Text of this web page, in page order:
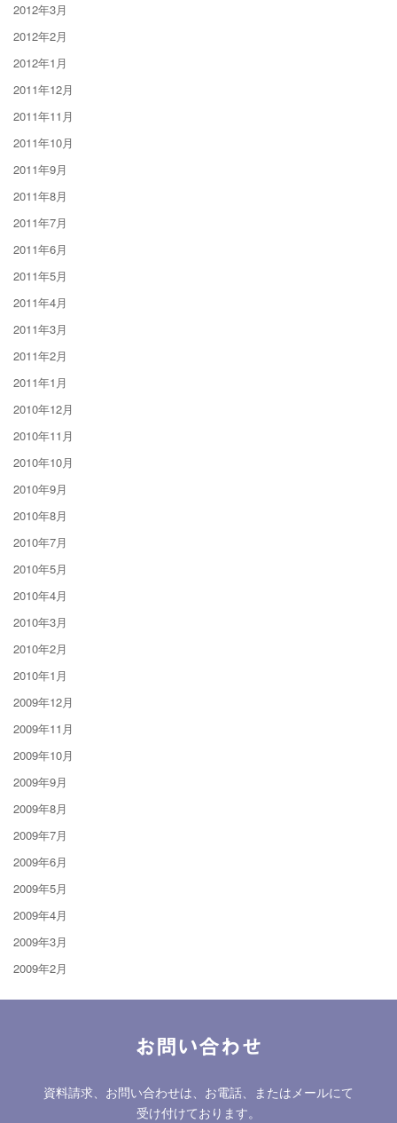
2012年3月
2012年2月
2012年1月
2011年12月
2011年11月
2011年10月
2011年9月
2011年8月
2011年7月
2011年6月
2011年5月
2011年4月
2011年3月
2011年2月
2011年1月
2010年12月
2010年11月
2010年10月
2010年9月
2010年8月
2010年7月
2010年5月
2010年4月
2010年3月
2010年2月
2010年1月
2009年12月
2009年11月
2009年10月
2009年9月
2009年8月
2009年7月
2009年6月
2009年5月
2009年4月
2009年3月
2009年2月
お問い合わせ
資料請求、お問い合わせは、お電話、またはメールにて
受け付けております。